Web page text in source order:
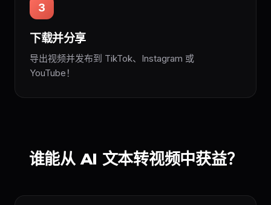
3
下载并分享
导出视频并发布到 TikTok、Instagram 或
YouTube！
谁能从 AI 文本转视频中获益？